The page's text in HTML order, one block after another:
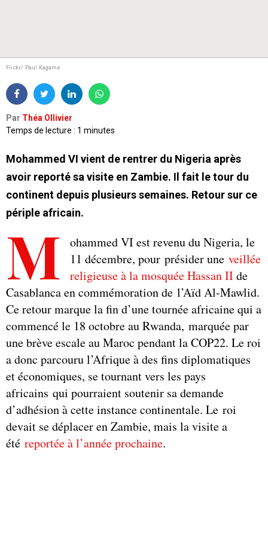
Flickr/ Paul Kagame
Par Théa Ollivier
Temps de lecture : 1 minutes
Mohammed VI vient de rentrer du Nigeria après
avoir reporté sa visite en Zambie. Il fait le tour du
continent depuis plusieurs semaines. Retour sur ce
périple africain.
M
ohammed VI est revenu du Nigeria, le
11 décembre, pour présider une veillée
religieuse à la mosquée Hassan IIde
Casablanca en commémoration de l’Aïd Al-Mawlid.
Ce retour marque la fin d’une tournée africaine qui a
commencé le 18 octobre au Rwanda, marquée par
une brève escale au Maroc pendant la COP22. Le roi
a donc parcouru l’Afrique à des fins diplomatiques
et économiques, se tournant vers les pays
africains qui pourraient soutenir sa demande
d’adhésion à cette instance continentale. Le roi
devait se déplacer en Zambie, mais la visite a
été reportée à l’année prochaine.